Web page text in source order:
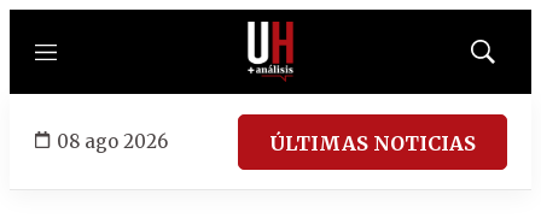
Menú
Mostrar
08 ago 2026 ÚLTIMAS NOTICIAS